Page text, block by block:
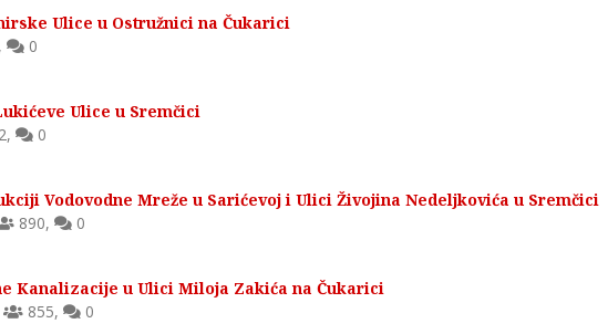
Ulice u Ostružnici na Čukarici
, 0
Ulice u Sremčici
, 0
Vodovodne Mreže u Sarićevoj i Ulici Živojina Nedeljkovića u Sremčici
890, 0
Kanalizacije u Ulici Miloja Zakića na Čukarici
855, 0